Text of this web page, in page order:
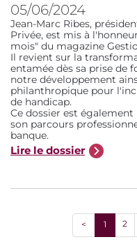
05/06/2024
Jean-Marc Ribes,
Privée, est mis à
mois" du magazine
Il revient sur la
entamée dès sa prise de
notre développement
philanthropique pour
de handicap.
Ce dossier est
son parcours
banque.
Lire le dossier
< 1 2